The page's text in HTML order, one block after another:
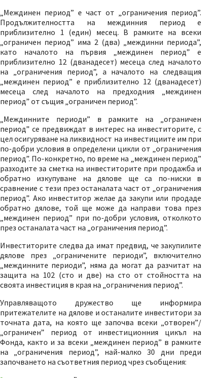
„Междинен период” е част от „ограничения период”.
Продължителността на междинния период е
приблизително 1 (един) месец. В рамките на всеки
„ограничен период” има 2 (два) „междинни периода”,
като началото на първия „междинен период” е
приблизително 12 (дванадесет) месеца след началото
на „ограничения период”, а началото на следващия
„междинен период” e приблизително 12 (дванадесет)
месеца след началото на предходния „междинен
период” от същия „ограничен период”.
„Междинните периоди” в рамките на „ограничен
период” се предвиждат в интерес на инвеститорите, с
цел осигуряване на ликвидност на инвестициите им при
по-добри условия в определени цикли от „ограничения
период”. По-конкретно, по време на „междинен период”
разходите за сметка на инвеститорите при продажба и
обратно изкупуване на дялове ще са по-ниски в
сравнение с тези през останалата част от „ограничения
период”. Ако инвеститор желае да закупи или продаде
обратно дялове, той ще може да направи това през
„междинен период” при по-добри условия, отколкото
през останалата част на „ограничения период”.
Инвеститорите следва да имат предвид, че закупилите
дялове през „ограничените периоди”, включително
„междинните периоди”, няма да могат да разчитат на
защита на 102 (сто и две) на сто от стойността на
своята инвестиция в края на „ограничения период”.
Управляващото дружество ще информира
притежателите на дялове и останалите инвеститори за
точната дата, на която ще започва всеки „отворен”/
„ограничен” период от инвестиционния цикъл на
Фонда, както и за всеки „междинен период” в рамките
на „ограничения период”, най-малко 30 дни преди
започването на съответния период чрез съобщения: